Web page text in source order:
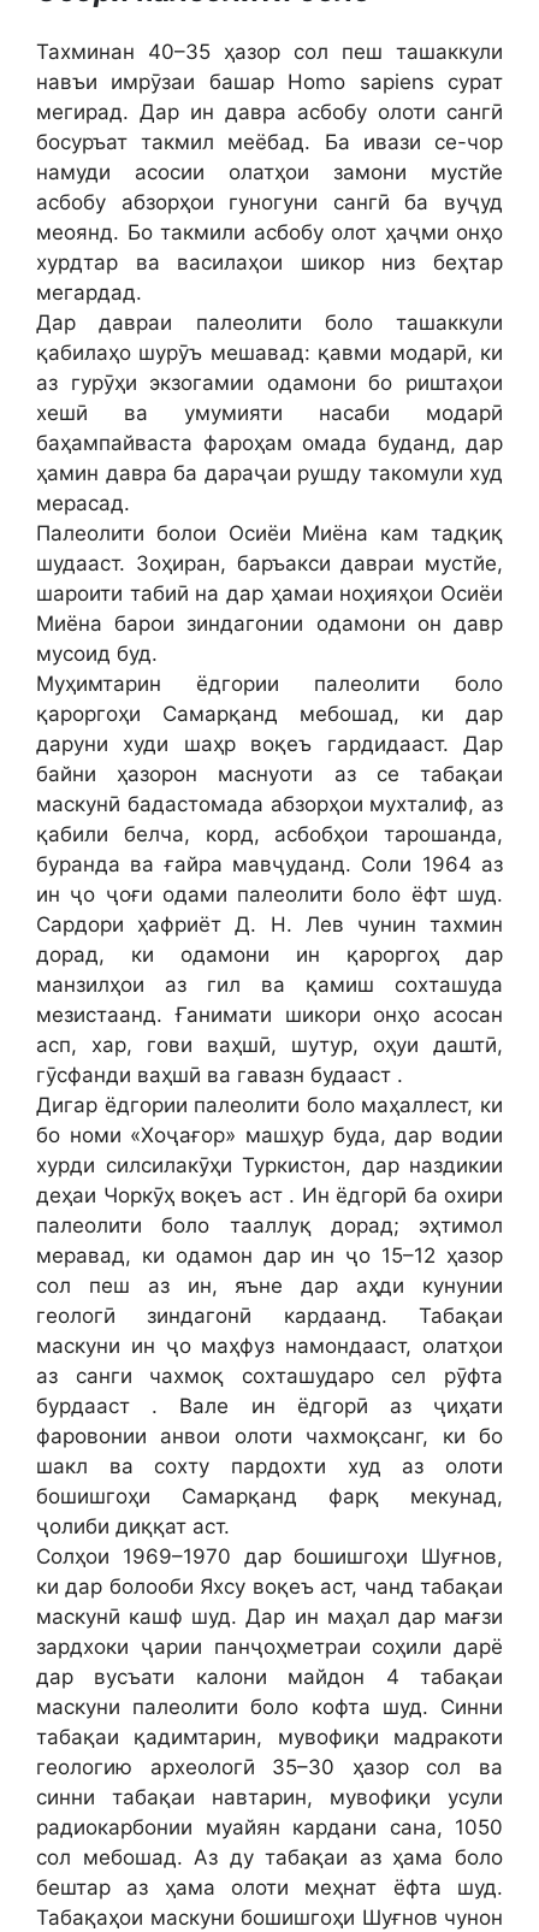
Тахминан 40–35 ҳазор сол пеш ташаккули
навъи имрӯзаи башар Homo sapiens сурат
мегирад. Дар ин давра асбобу олоти сангӣ
босуръат такмил меёбад. Ба ивази се-чор
намуди асосии олатҳои замони мустйе
асбобу абзорҳои гуногуни сангӣ ба вуҷуд
меоянд. Бо такмили асбобу олот ҳаҷми онҳо
хурдтар ва василаҳои шикор низ беҳтар
мегардад.
Дар давраи палеолити боло ташаккули
қабилаҳо шурӯъ мешавад: қавми модарӣ, ки
аз гурӯҳи экзогамии одамони бо риштаҳои
хешӣ ва умумияти насаби модарӣ
баҳампайваста фароҳам омада буданд, дар
ҳамин давра ба дараҷаи рушду такомули худ
мерасад.
Палеолити болои Осиёи Миёна кам тадқиқ
шудааст. Зоҳиран, баръакси давраи мустйе,
шароити табиӣ на дар ҳамаи ноҳияҳои Осиёи
Миёна барои зиндагонии одамони он давр
мусоид буд.
Муҳимтарин ёдгории палеолити боло
қароргоҳи Самарқанд мебошад, ки дар
даруни худи шаҳр воқеъ гардидааст. Дар
байни ҳазорон маснуоти аз се табақаи
маскунӣ бадастомада абзорҳои мухталиф, аз
қабили белча, корд, асбобҳои тарошанда,
буранда ва ғайра мавҷуданд. Соли 1964 аз
ин ҷо ҷоғи одами палеолити боло ёфт шуд.
Сардори ҳафриёт Д. Н. Лев чунин тахмин
дорад, ки одамони ин қароргоҳ дар
манзилҳои аз гил ва қамиш сохташуда
мезистаанд. Ғанимати шикори онҳо асосан
асп, хар, гови ваҳшӣ, шутур, оҳуи даштӣ,
гӯсфанди ваҳшӣ ва гавазн будааст .
Дигар ёдгории палеолити боло маҳаллест, ки
бо номи «Хоҷағор» машҳур буда, дар водии
хурди силсилакӯҳи Туркистон, дар наздикии
деҳаи Чоркӯҳ воқеъ аст . Ин ёдгорӣ ба охири
палеолити боло тааллуқ дорад; эҳтимол
меравад, ки одамон дар ин ҷо 15–12 ҳазор
сол пеш аз ин, яъне дар аҳди кунунии
геологӣ зиндагонӣ кардаанд. Табақаи
маскуни ин ҷо маҳфуз намондааст, олатҳои
аз санги чахмоқ сохташударо сел рӯфта
бурдааст . Вале ин ёдгорӣ аз ҷиҳати
фаровонии анвои олоти чахмоқсанг, ки бо
шакл ва сохту пардохти худ аз олоти
бошишгоҳи Самарқанд фарқ мекунад,
ҷолиби диққат аст.
Солҳои 1969–1970 дар бошишгоҳи Шуғнов,
ки дар болооби Яхсу воқеъ аст, чанд табақаи
маскунӣ кашф шуд. Дар ин маҳал дар мағзи
зардхоки ҷарии панҷоҳметраи соҳили дарё
дар вусъати калони майдон 4 табақаи
маскуни палеолити боло кофта шуд. Синни
табақаи қадимтарин, мувофиқи мадракоти
геологию археологӣ 35–30 ҳазор сол ва
синни табақаи навтарин, мувофиқи усули
радиокарбонии муайян кардани сана, 1050
сол мебошад. Аз ду табақаи аз ҳама боло
бештар аз ҳама олоти меҳнат ёфта шуд.
Табақаҳои маскуни бошишгоҳи Шуғнов чунон